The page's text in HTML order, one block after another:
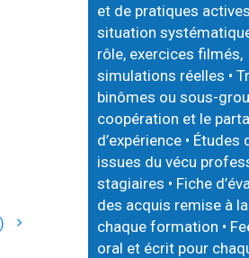
et de pratiques
situation
rôle, exercices filmés,
simulations réelles •
binômes ou sous-
coopération et le
d’expérience • Études
issues du vécu
stagiaires • Fiche
des acquis remise à
chaque formation •
oral et écrit pour